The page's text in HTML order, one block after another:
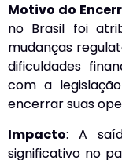
Motivo do
no Brasil foi
mudanças
dificuldades
com a
encerrar suas
Impacto: A
significativo no